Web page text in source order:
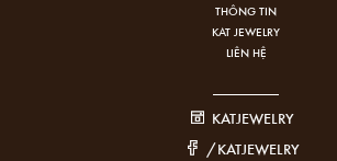
THÔNG TIN
KAT JEWELRY
LIÊN HỆ
KATJEWELRY
/KATJEWELRY